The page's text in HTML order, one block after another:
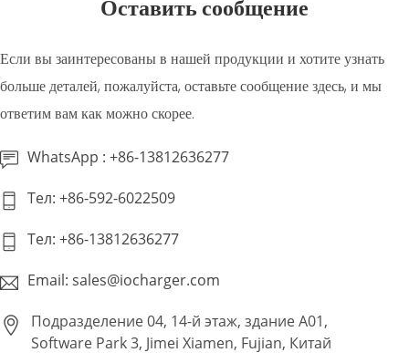
Оставить сообщение
Если вы заинтересованы в нашей продукции и хотите узнать
больше деталей, пожалуйста, оставьте сообщение здесь, и мы
ответим вам как можно скорее.
WhatsApp : +86-13812636277
Тел: +86-592-6022509
Тел: +86-13812636277
Email: sales@iocharger.com
Подразделение 04, 14-й этаж, здание A01,
Software Park 3, Jimei Xiamen, Fujian, Китай